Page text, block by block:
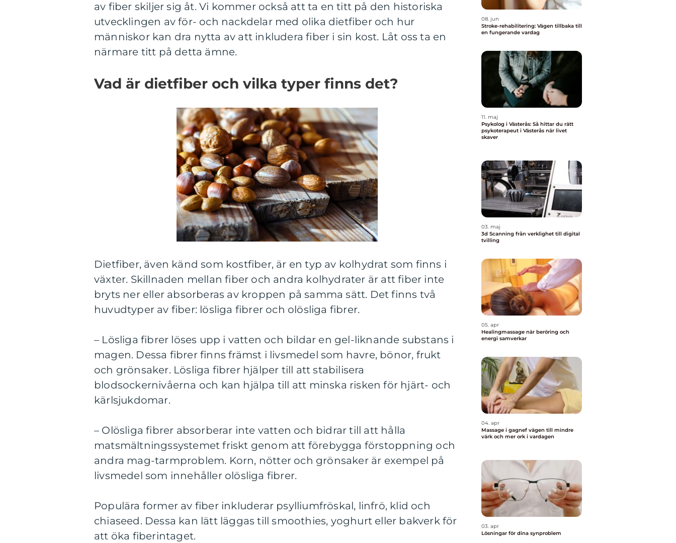
av fiber skiljer sig åt. Vi kommer också att ta en titt på den historiska
utvecklingen av för- och nackdelar med olika dietfiber och hur
människor kan dra nytta av att inkludera fiber i sin kost. Låt oss ta en
närmare titt på detta ämne.
Vad är dietfiber och vilka typer finns det?
Dietfiber, även känd som kostfiber, är en typ av kolhydrat som finns i
växter. Skillnaden mellan fiber och andra kolhydrater är att fiber inte
bryts ner eller absorberas av kroppen på samma sätt. Det finns två
huvudtyper av fiber: lösliga fibrer och olösliga fibrer.
– Lösliga fibrer löses upp i vatten och bildar en gel-liknande substans i
magen. Dessa fibrer finns främst i livsmedel som havre, bönor, frukt
och grönsaker. Lösliga fibrer hjälper till att stabilisera
blodsockernivåerna och kan hjälpa till att minska risken för hjärt- och
kärlsjukdomar.
– Olösliga fibrer absorberar inte vatten och bidrar till att hålla
matsmältningssystemet friskt genom att förebygga förstoppning och
andra mag-tarmproblem. Korn, nötter och grönsaker är exempel på
livsmedel som innehåller olösliga fibrer.
Populära former av fiber inkluderar psylliumfröskal, linfrö, klid och
chiaseed. Dessa kan lätt läggas till smoothies, yoghurt eller bakverk för
att öka fiberintaget.
08. jun
Stroke-rehabilitering: Vägen tillbaka till
en fungerande vardag
11. maj
Psykolog i Västerås: Så hittar du rätt
psykoterapeut i Västerås när livet
skaver
03. maj
3d Scanning från verklighet till digital
tvilling
05. apr
Healingmassage när beröring och
energi samverkar
04. apr
Massage i gagnef vägen till mindre
värk och mer ork i vardagen
03. apr
Lösningar för dina synproblem